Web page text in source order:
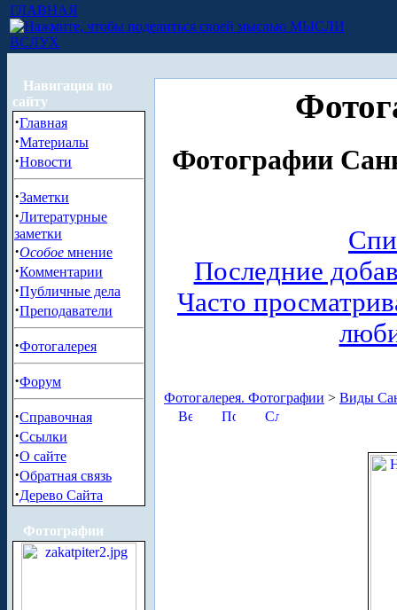
ГЛАВНАЯ
МЫСЛИ
ВСЛУХ
Навигация по
сайту
·Главная
·Материалы
·Новости
·Заметки
·Литературные
заметки
·Особое мнение
·Комментарии
·Публичные дела
·Преподаватели
·Фотогалерея
·Форум
·Справочная
·Ссылки
·О сайте
·Обратная связь
·Дерево Сайта
Фотографии
Фотографии
Последние
Часто
Фотогалерея. Фотографии > Виды